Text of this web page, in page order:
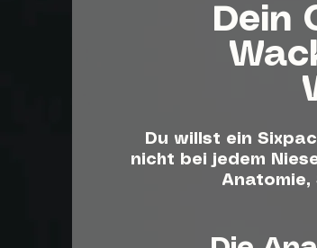
Dein
Du willst ein
nicht bei jedem
Anatomie,